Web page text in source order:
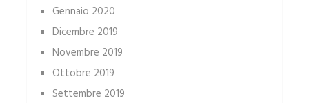
Gennaio 2020
Dicembre 2019
Novembre 2019
Ottobre 2019
Settembre 2019